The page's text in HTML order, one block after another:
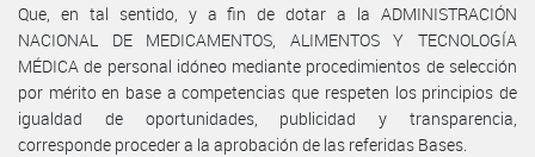
Que, en tal sentido, y a fin de dotar a la ADMINISTRACIÓN
NACIONAL DE MEDICAMENTOS, ALIMENTOS Y TECNOLOGÍA
MÉDICA de personal idóneo mediante procedimientos de selección
por mérito en base a competencias que respeten los principios de
igualdad de oportunidades, publicidad y transparencia,
corresponde proceder a la aprobación de las referidas Bases.